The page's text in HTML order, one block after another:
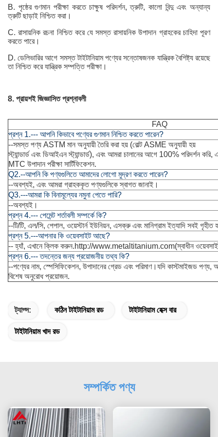
B. পৃষ্ঠের গুণমান পরীক্ষা করতে চাক্ষুষ পরিদর্শন, ত্রুটি, কালো বিন্দু এবং অন্যান্য
ত্রুটি ছাড়াই নিশ্চিত করা।
C. রাসায়নিক রচনা নিশ্চিত করে যে সমস্ত রাসায়নিক উপাদান গ্রাহকের চাহিদা পূরণ
করতে পারে।
D. ডেলিভারির আগে সমস্ত টাইটানিয়াম পণ্যের সন্তোষজনক যান্ত্রিক বৈশিষ্ট্য রয়েছে
তা নিশ্চিত করে যান্ত্রিক সম্পত্তি পরীক্ষা।
8. প্রায়শই জিজ্ঞাসিত প্রশ্নাবলী
FAQ
প্রশ্ন 1.--- আপনি কিভাবে পণ্যের গুণমান নিশ্চিত করতে পারেন?
--সমস্ত পণ্য ASTM মান অনুযায়ী তৈরি করা হয় (বোল্ট ASME অনুযায়ী হয়
স্ট্যান্ডার্ড এবং ডিআইএন স্ট্যান্ডার্ড), এবং আমরা চালানের আগে 100% পরিদর্শন করি,
MTC উপাদান পরীক্ষা সার্টিফিকেশন.
Q2.--আপনি কি পণ্যগুলিতে আমাদের লোগো মুদ্রণ করতে পারেন?
--অবশ্যই, এবং আমরা গ্রাহককৃত পণ্যগুলিকে স্বাগত জানাই।
Q3.---আমরা কি বিনামূল্যের নমুনা পেতে পারি?
--অবশ্যই।
প্রশ্ন 4.--- পেমেন্ট শর্তাবলী সম্পর্কে কি?
--টি/টি, এল/সি, পেপাল, ওয়েস্টার্ন ইউনিয়ন, এসক্রু এবং মানিগ্রাম ইত্যাদি সবই গৃহীত
প্রশ্ন 5.---আপনার কি ওয়েবসাইট আছে?
-- হ্যাঁ, এখানে ক্লিক করুন.http://www.metaltitanium.com(স্বাধীন
প্রশ্ন 6.--- তদন্তের জন্য প্রয়োজনীয় তথ্য কি?
--পণ্যের নাম, স্পেসিফিকেশন, উপাদানের গ্রেড এবং পরিমাণ।যদি কাস্টমাইজড
বিশেষ অনুরোধ প্রয়োজন.
ট্যাগ্স: কঠিন টাইটানিয়াম রড টাইটানিয়াম হেক্স বার
টাইটানিয়াম খাদ রড
সম্পর্কিত পণ্য